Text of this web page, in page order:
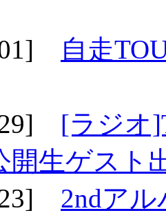
01]
自走
29] [ラジオ
開生ゲスト
23] 2ndア